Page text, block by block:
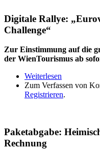
Digitale Rallye:
Challenge“
Zur Einstimmung auf die
der WienTourismus ab
Weiterlesen
Challenge“
Zum Verfassen von
Registrieren.
Paketabgabe:
Rechnung